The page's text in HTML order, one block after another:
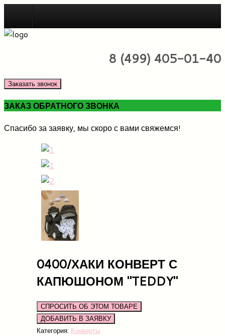
Зима
8 (499) 405-01-40
Заказать звонок
ЗАКАЗ ОБРАТНОГО ЗВОНКА
Спасибо за заявку, мы скоро с вами свяжемся!
0400/ХАКИ КОНВЕРТ С
КАПЮШОНОМ "TEDDY"
СПРОСИТЬ ОБ ЭТОМ ТОВАРЕ
Категория: Конверты